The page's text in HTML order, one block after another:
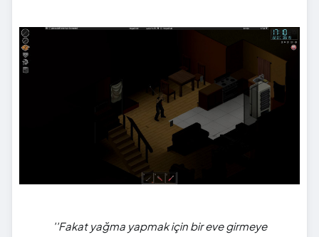
''Fakat yağma yapmak için bir eve girmeye